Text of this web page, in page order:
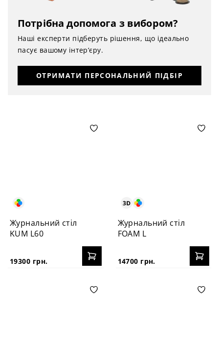
Потрібна допомога з вибором?
Наші експерти підберуть рішення, що ідеально
пасує вашому інтер’єру.
ОТРИМАТИ ПЕРСОНАЛЬНИЙ ПІДБІР
Журнальний стіл
KUM L60
19300 грн.
Журнальний стіл
FOAM L
14700 грн.